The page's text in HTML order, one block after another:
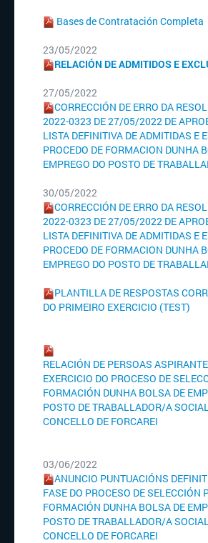
Bases de Contratación Completa
23/05/2022
RELACIÓN DE ADMITIDOS E
27/05/2022
CORRECCIÓN DE ERRO DA
2022-0323 DE 27/05/2022 DE
LISTA DEFINITIVA DE ADMITIDAS E
PROCEDO DE FORMACION DUNHA
EMPREGO DO POSTO DE
30/05/2022
CORRECCIÓN DE ERRO DA
2022-0323 DE 27/05/2022 DE
LISTA DEFINITIVA DE ADMITIDAS E
PROCEDO DE FORMACION DUNHA
EMPREGO DO POSTO DE
PLANTILLA DE RESPOSTAS
DO PRIMEIRO EXERCICIO (TEST)
RELACIÓN DE PERSOAS
EXERCICIO DO PROCESO DE
FORMACIÓN DUNHA BOLSA DE
POSTO DE TRABALLADOR/A
CONCELLO DE FORCAREI
03/06/2022
ANUNCIO PUNTUACIÓNS
FASE DO PROCESO DE SELECCIÓN
FORMACIÓN DUNHA BOLSA DE
POSTO DE TRABALLADOR/A
CONCELLO DE FORCAREI